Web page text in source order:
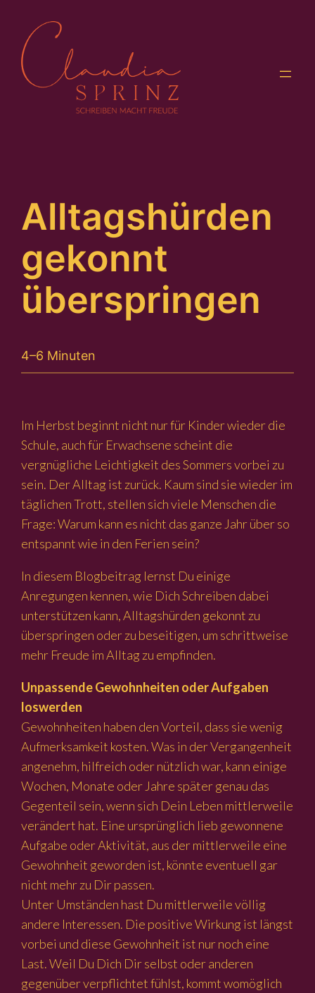
Inhalt
springen
Alltagshürden
gekonnt
überspringen
4–6 Minuten
Im Herbst beginnt nicht nur für Kinder wieder die
Schule, auch für Erwachsene scheint die
vergnügliche Leichtigkeit des Sommers vorbei zu
sein. Der Alltag ist zurück. Kaum sind sie wieder im
täglichen Trott, stellen sich viele Menschen die
Frage: Warum kann es nicht das ganze Jahr über so
entspannt wie in den Ferien sein?
In diesem Blogbeitrag lernst Du einige
Anregungen kennen, wie Dich Schreiben dabei
unterstützen kann, Alltagshürden gekonnt zu
überspringen oder zu beseitigen, um schrittweise
mehr Freude im Alltag zu empfinden.
Unpassende Gewohnheiten oder Aufgaben
loswerden
Gewohnheiten haben den Vorteil, dass sie wenig
Aufmerksamkeit kosten. Was in der Vergangenheit
angenehm, hilfreich oder nützlich war, kann einige
Wochen, Monate oder Jahre später genau das
Gegenteil sein, wenn sich Dein Leben mittlerweile
verändert hat. Eine ursprünglich lieb gewonnene
Aufgabe oder Aktivität, aus der mittlerweile eine
Gewohnheit geworden ist, könnte eventuell gar
nicht mehr zu Dir passen.
Unter Umständen hast Du mittlerweile völlig
andere Interessen. Die positive Wirkung ist längst
vorbei und diese Gewohnheit ist nur noch eine
Last. Weil Du Dich Dir selbst oder anderen
gegenüber verpflichtet fühlst, kommt womöglich